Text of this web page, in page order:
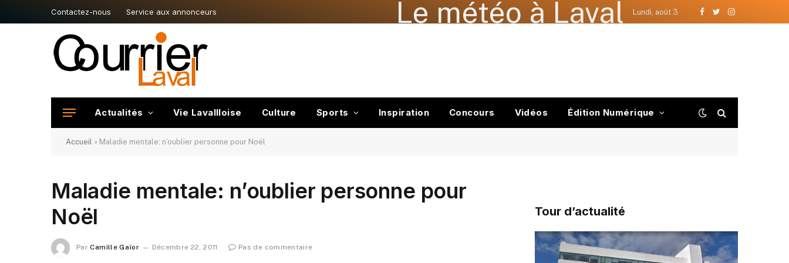
Contactez-nous Service aux annonceurs Le météo à Laval Lundi, août 3
Facebook
TwitterInstagram
Actualités Vie Lavallloise Culture Sports Inspiration Concours Vidéos Édition Numérique
Accueil » Maladie mentale: n’oublier personne pour Noël
Maladie mentale: n’oublier personne pour
Noël
Par Camille Gaïor Décembre 22, 2011 Pas de commentaire
Tour d’actualité